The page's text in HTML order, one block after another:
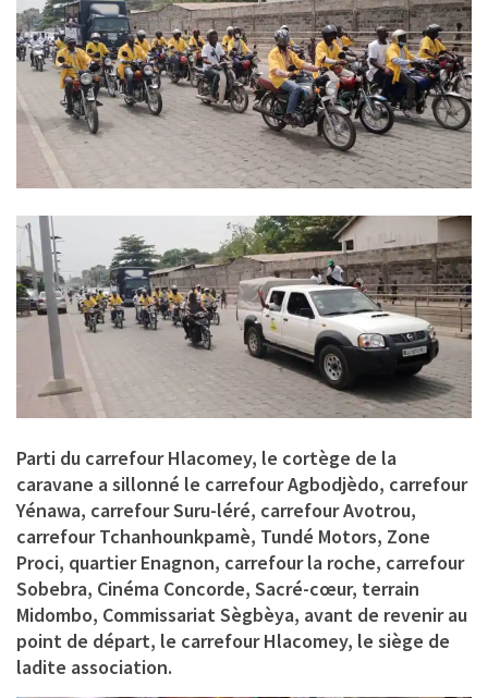
Parti du carrefour Hlacomey, le cortège de la
caravane a sillonné le carrefour Agbodjèdo, carrefour
Yénawa, carrefour Suru-léré, carrefour Avotrou,
carrefour Tchanhounkpamè, Tundé Motors, Zone
Proci, quartier Enagnon, carrefour la roche, carrefour
Sobebra, Cinéma Concorde, Sacré-cœur, terrain
Midombo, Commissariat Sègbèya, avant de revenir au
point de départ, le carrefour Hlacomey, le siège de
ladite association.